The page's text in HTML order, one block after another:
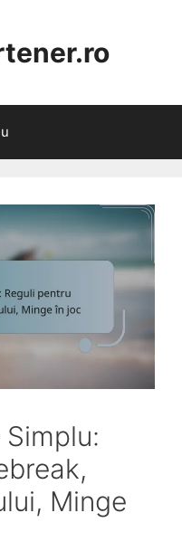
Minge